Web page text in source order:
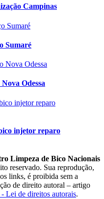
Campinas
Sumaré
Odessa
injetor reparo
Limpeza de Bico Nacionais
reservado. Sua reprodução,
links, é proibida sem a
de direito autoral – artigo
Lei de direitos autorais.